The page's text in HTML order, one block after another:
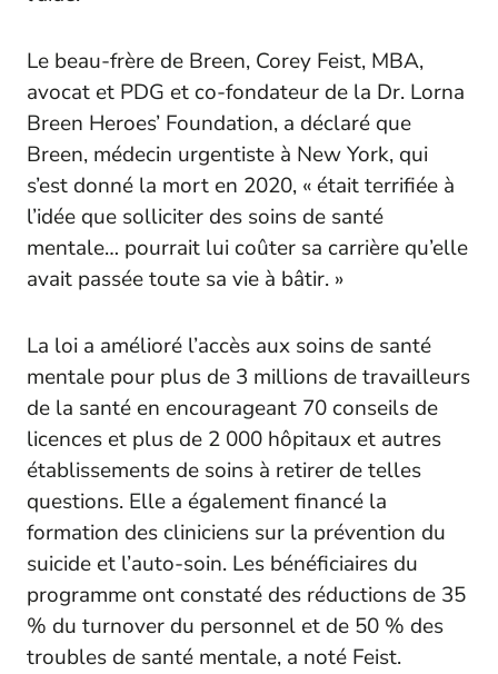
Le beau-frère de Breen, Corey Feist, MBA,
avocat et PDG et co-fondateur de la Dr. Lorna
Breen Heroes’ Foundation, a déclaré que
Breen, médecin urgentiste à New York, qui
s’est donné la mort en 2020, « était terrifiée à
l’idée que solliciter des soins de santé
mentale… pourrait lui coûter sa carrière qu’elle
avait passée toute sa vie à bâtir. »
La loi a amélioré l’accès aux soins de santé
mentale pour plus de 3 millions de travailleurs
de la santé en encourageant 70 conseils de
licences et plus de 2 000 hôpitaux et autres
établissements de soins à retirer de telles
questions. Elle a également financé la
formation des cliniciens sur la prévention du
suicide et l’auto-soin. Les bénéficiaires du
programme ont constaté des réductions de 35
% du turnover du personnel et de 50 % des
troubles de santé mentale, a noté Feist.